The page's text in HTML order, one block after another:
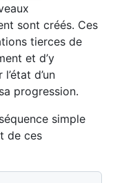
sont créés. Ces
tierces de
et d’y
d’un
progression.
simple
de ces